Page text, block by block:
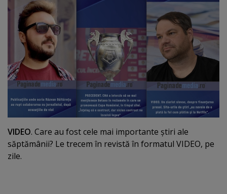
VIDEO. Care au fost cele mai importante ştiri ale
săptămânii? Le trecem în revistă în formatul VIDEO, pe
zile.